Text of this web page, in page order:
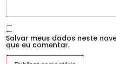
Salvar meus dados neste
que eu comentar.